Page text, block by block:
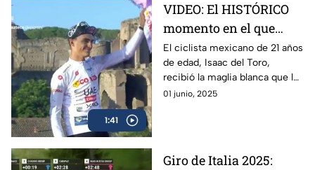
1:41
VIDEO: El HISTÓRICO
momento en el que
Isaac del Toro recibe la
Maglia Blanca en el
Giro de Italia 2025
El ciclista mexicano de 21 años
de edad, Isaac del Toro,
recibió la maglia blanca que lo
acredita como el mejor menor
01 junio, 2025
Giro de Italia 2025: